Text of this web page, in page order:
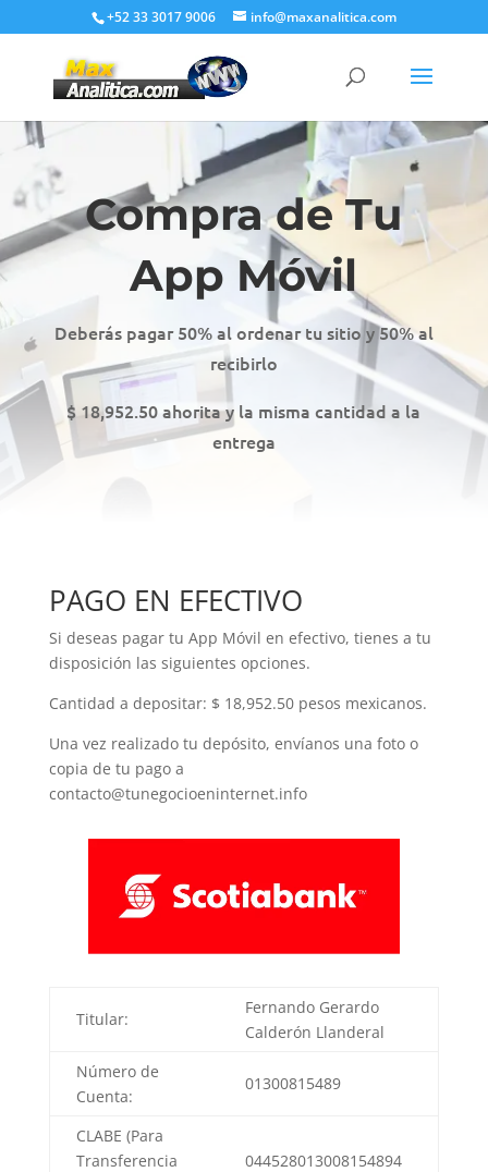
+52 33 3017 9006 info@maxanalitica.com
Compra de Tu
App Móvil
Deberás pagar 50% al ordenar tu sitio y 50% al
recibirlo
$ 18,952.50 ahorita y la misma cantidad a la
entrega
PAGO EN EFECTIVO
Si deseas pagar tu App Móvil en efectivo, tienes a tu
disposición las siguientes opciones.
Cantidad a depositar: $ 18,952.50 pesos mexicanos.
Una vez realizado tu depósito, envíanos una foto o
copia de tu pago a
contacto@tunegocioeninternet.info
Titular:
Fernando Gerardo
Calderón Llanderal
Número de
Cuenta:
01300815489
CLABE (Para
Transferencia
044528013008154894